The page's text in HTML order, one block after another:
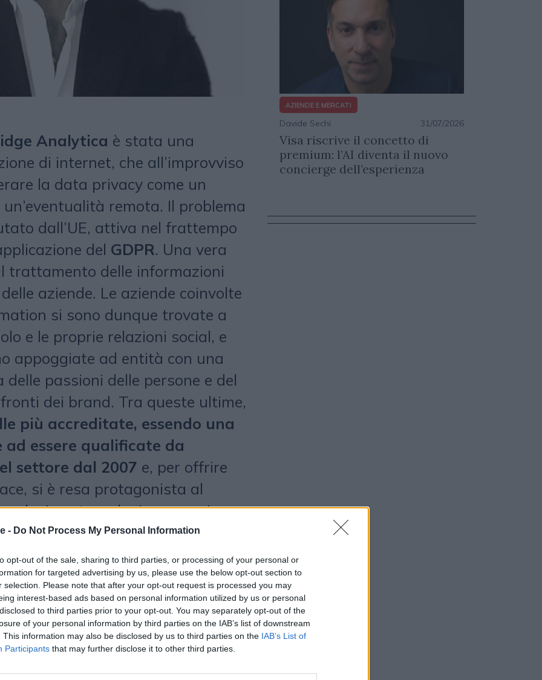
- Do Not Process My Personal Information
opt-out of the sale, sharing to third parties, or processing of your personal or
for targeted advertising by us, please use the below opt-out section to
selection. Please note that after your opt-out request is processed you may
interest-based ads based on personal information utilized by us or personal
to third parties prior to your opt-out. You may separately opt-out of the
of your personal information by third parties on the IAB’s list of downstream
This information may also be disclosed by us to third parties on the IAB’s List of
Participants that may further disclose it to other third parties.
Analytica è stata una
di internet, che all’improvviso
la data privacy come un
remota. Il problema
dall’UE, attiva nel frattempo
del GDPR. Una vera
trattamento delle informazioni
aziende. Le aziende coinvolte
si sono dunque trovate a
e le proprie relazioni social, e
appoggiate ad entità con una
passioni delle persone e del
dei brand. Tra queste ultime,
più accreditate, essendo una
essere qualificate da
settore dal 2007 e, per offrire
si è resa protagonista al
tecnologica su vari
Suite
di Blogmeter nasce per
AZIENDE E MERCATI
Davide Sechi 31/07/2026
Visa riscrive il concetto di
premium: l’AI diventa il nuovo
concierge dell’esperienza